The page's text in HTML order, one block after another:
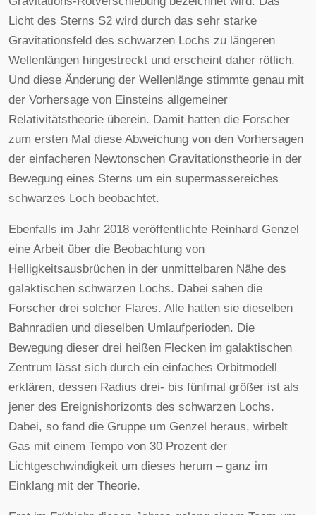
Licht des Sterns S2 wird durch das sehr starke
Gravitationsfeld des schwarzen Lochs zu längeren
Wellenlängen hingestreckt und erscheint daher rötlich.
Und diese Änderung der Wellenlänge stimmte genau mit
der Vorhersage von Einsteins allgemeiner
Relativitätstheorie überein. Damit hatten die Forscher
zum ersten Mal diese Abweichung von den Vorhersagen
der einfacheren Newtonschen Gravitationstheorie in der
Bewegung eines Sterns um ein supermassereiches
schwarzes Loch beobachtet.
Ebenfalls im Jahr 2018 veröffentlichte Reinhard Genzel
eine Arbeit über die Beobachtung von
Helligkeitsausbrüchen in der unmittelbaren Nähe des
galaktischen schwarzen Lochs. Dabei sahen die
Forscher drei solcher Flares. Alle hatten sie dieselben
Bahnradien und dieselben Umlaufperioden. Die
Bewegung dieser drei heißen Flecken im galaktischen
Zentrum lässt sich durch ein einfaches Orbitmodell
erklären, dessen Radius drei- bis fünfmal größer ist als
jener des Ereignishorizonts des schwarzen Lochs.
Dabei, so fand die Gruppe um Genzel heraus, wirbelt
Gas mit einem Tempo von 30 Prozent der
Lichtgeschwindigkeit um dieses herum – ganz im
Einklang mit der Theorie.